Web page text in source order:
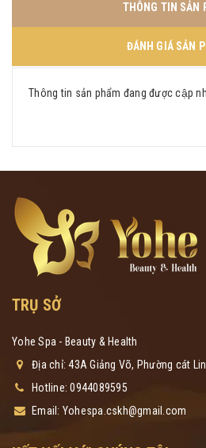
THÔNG TIN SẢN
ĐÁNH GIÁ SẢN
Thông tin sản phẩm đang được cập
TRỤ SỞ
Yohe Spa - Beauty & Health
Địa chỉ: 43A Giảng Võ, Phường cát
Hotline:0944089595
Email: Yohespa.cskh@gmail.com